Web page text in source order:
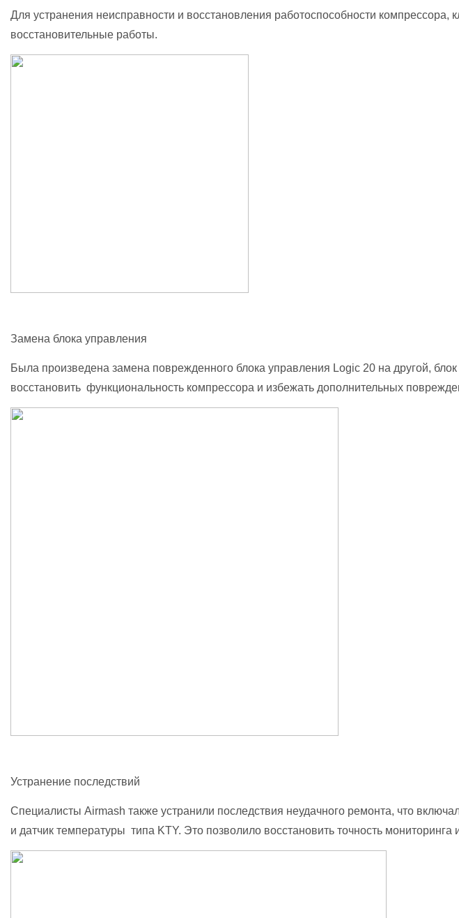
Для устранения неисправности и восстановления работоспособности
восстановительные работы.
Замена блока управления
Была произведена замена поврежденного блока управления Logic 20 на другой,
восстановить функциональность компрессора и избежать дополнительных
Устранение последствий
Специалисты Airmash также устранили последствия неудачного ремонта, что
и датчик температуры типа KTY. Это позволило восстановить точность